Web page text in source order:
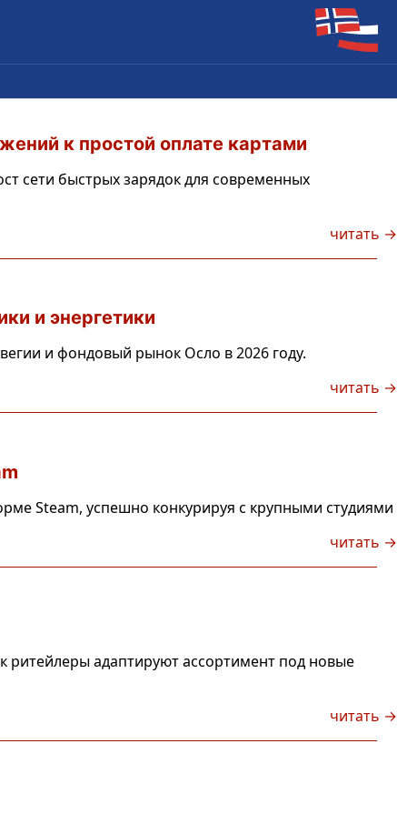
к простой оплате картами
сети быстрых зарядок для современных
читать →
и энергетики
и фондовый рынок Осло в 2026 году.
читать →
Steam, успешно конкурируя с крупными студиями
читать →
ритейлеры адаптируют ассортимент под новые
читать →